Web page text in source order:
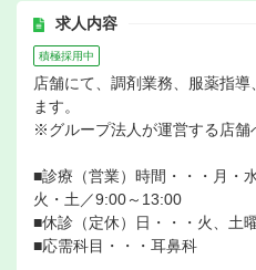
求人内容
積極採用中
店舗にて、調剤業務、服薬指
ます。
※グループ法人が運営する店舗
■診療（営業）時間・・・月・
火・土／9:00～13:00
■休診（定休）日・・・火、土
■応需科目・・・耳鼻科